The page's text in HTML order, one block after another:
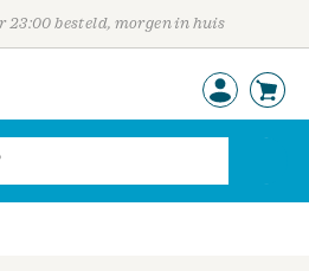
23:00 besteld, morgen in huis